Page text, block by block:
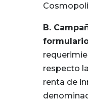
B.
respecto
renta de